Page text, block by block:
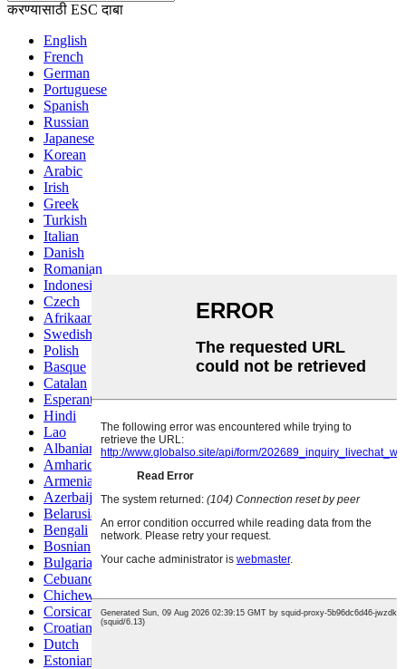
करण्यासाठी ESC दाबा
English
French
German
Portuguese
Spanish
Russian
Japanese
Korean
Arabic
Irish
Greek
Turkish
Italian
Danish
Romanian
Indonesian
Czech
Afrikaans
Swedish
Polish
Basque
Catalan
Esperanto
Hindi
Lao
Albanian
Amharic
Armenian
Azerbaijani
Belarusian
Bengali
Bosnian
Bulgarian
Cebuano
Chichewa
Corsican
Croatian
Dutch
Estonian